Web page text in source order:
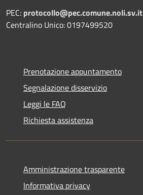
PEC: protocollo@pec.comune.noli.sv.it
Centralino Unico: 0197499520
Prenotazione appuntamento
Segnalazione disservizio
Leggi le FAQ
Richiesta assistenza
Amministrazione trasparente
Informativa privacy